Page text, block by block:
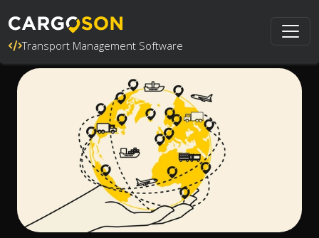
Transport Management Software